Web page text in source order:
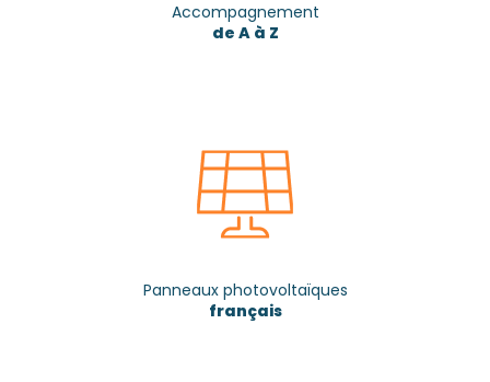
Accompagnement
de A à Z
Panneaux photovoltaïques
français